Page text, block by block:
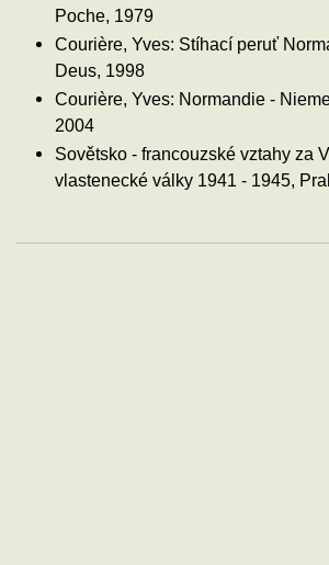
Poche, 1979
Courière, Yves: Stíhací peruť
Deus, 1998
Courière, Yves: Normandie -
2004
Sovětsko - francouzské vztahy za
vlastenecké války 1941 - 1945,